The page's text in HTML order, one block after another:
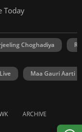
Today
Choghadiya
Maa Gauri Aarti
ARCHIVE